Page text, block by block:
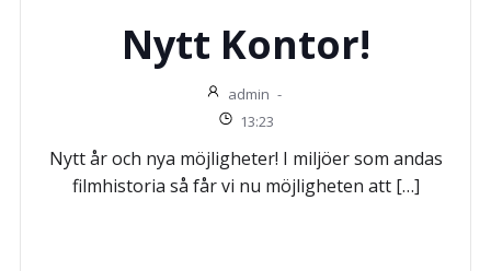
Nytt Kontor!
admin -
13:23
Nytt år och nya möjligheter! I miljöer som andas
filmhistoria så får vi nu möjligheten att […]